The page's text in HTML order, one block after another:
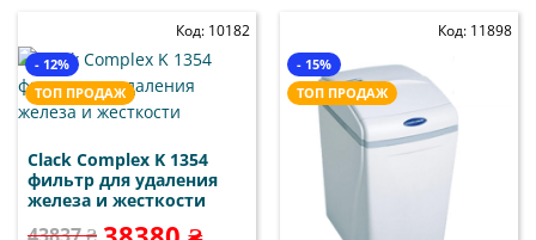
Код: 10182
Clack Complex K 1354
фильтр для удаления
железа и жесткости
- 12%
ТОП ПРОДАЖ
Код: 11898
- 15%
ТОП ПРОДАЖ